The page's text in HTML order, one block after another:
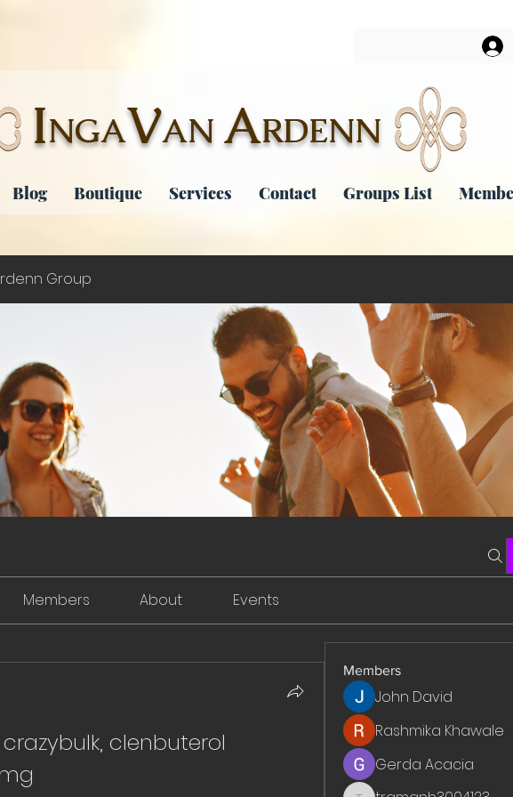
INGAVAN ARDENN
Blog Boutique Services Contact Groups List
Group
Members About Events
clenbuterol
Members
John David
Rashmika Khawale
Gerda Acacia